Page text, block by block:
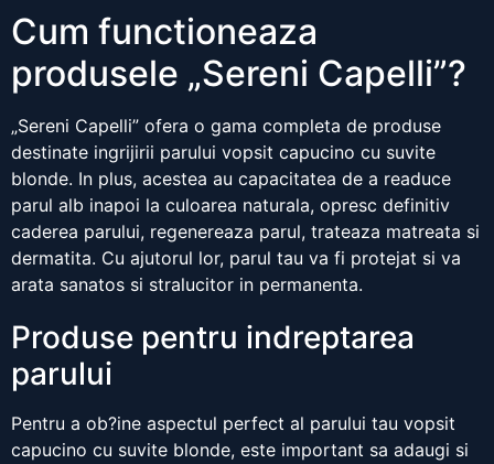
Cum functioneaza
produsele „Sereni Capelli”?
„Sereni Capelli” ofera o gama completa de produse
destinate ingrijirii parului vopsit capucino cu suvite
blonde. In plus, acestea au capacitatea de a readuce
parul alb inapoi la culoarea naturala, opresc definitiv
caderea parului, regenereaza parul, trateaza matreata si
dermatita. Cu ajutorul lor, parul tau va fi protejat si va
arata sanatos si stralucitor in permanenta.
Produse pentru indreptarea
parului
Pentru a ob?ine aspectul perfect al parului tau vopsit
capucino cu suvite blonde, este important sa adaugi si